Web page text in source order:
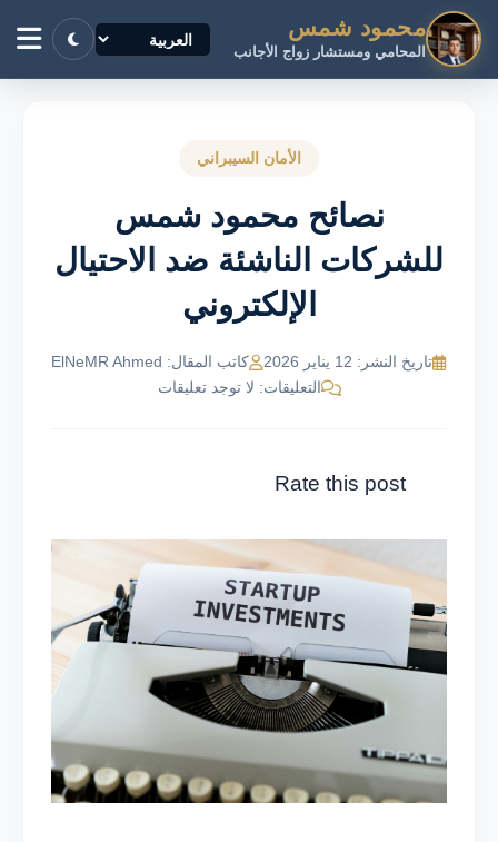
محمود شمس
المحامي ومستشار زواج الأجانب
الأمان السيبراني
نصائح محمود شمس
للشركات الناشئة ضد الاحتيال
الإلكتروني
تاريخ النشر: 12 يناير 2026
كاتب المقال: ElNeMR Ahmed
التعليقات: لا توجد تعليقات
Rate this post